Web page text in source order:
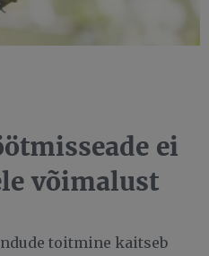
ei
võimalust
toitmine kaitseb